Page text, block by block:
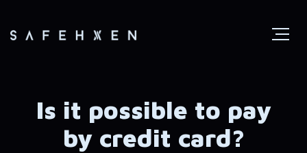
Is it possible to pay
by credit card?